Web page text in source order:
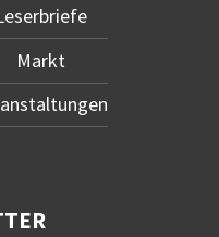
Markt